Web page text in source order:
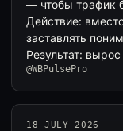
— чтобы трафик
Действие:
заставлять
Результат:
@WBPulsePro
18 JULY 2026